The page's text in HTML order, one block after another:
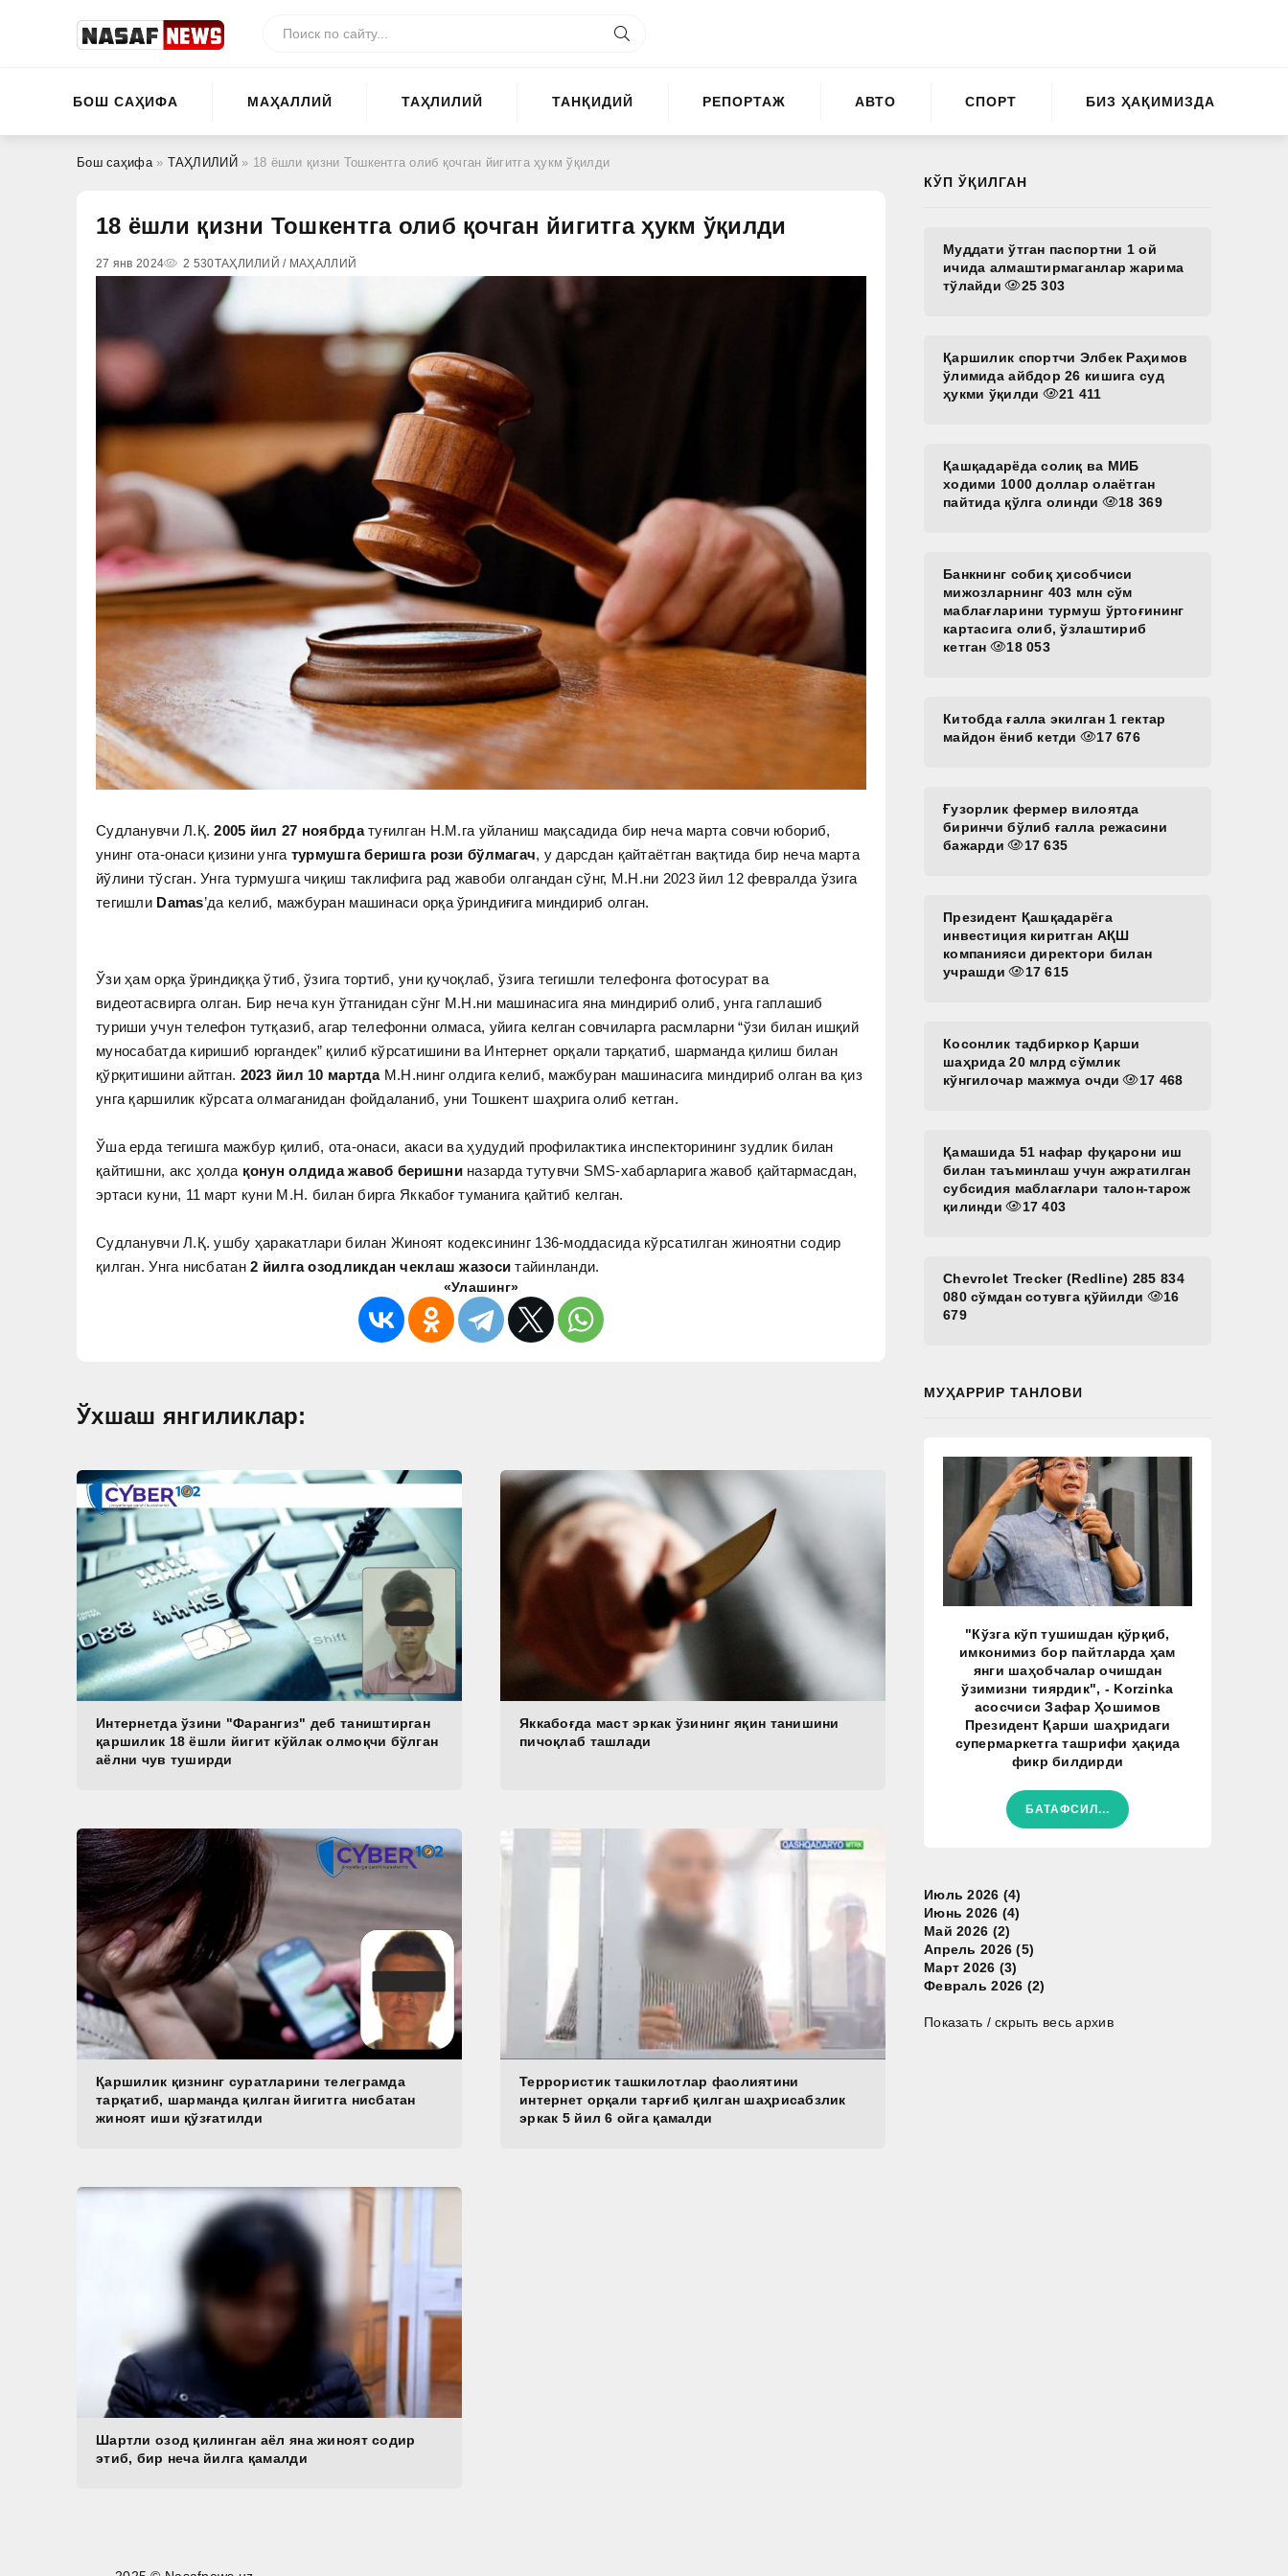
БОШ САҲИФА МАҲАЛЛИЙ ТАҲЛИЛИЙ ТАНҚИДИЙ РЕПОРТАЖ АВТО СПОРТ БИЗ ҲАҚИМИЗДА
Бош саҳифа» ТАҲЛИЛИЙ » 18 ёшли қизни Тошкентга олиб қочган йигитга ҳукм ўқилди
18 ёшли қизни Тошкентга олиб қочган йигитга ҳукм ўқилди
27 янв 2024 2 530ТАҲЛИЛИЙ / МАҲАЛЛИЙ
Судланувчи Л.Қ.2005 йил 27 ноябрдатуғилган Н.М.га уйланиш мақсадида бир неча марта совчи юбориб,
унинг ота-онаси қизини унга турмушга беришга рози бўлмагач, у дарсдан қайтаётган вақтида бир неча марта
йўлини тўсган. Унга турмушга чиқиш таклифига рад жавоби олгандан сўнг, М.Н.ни 2023 йил 12 февралда ўзига
тегишли Damas’да келиб, мажбуран машинаси орқа ўриндиғига миндириб олган.
Ўзи ҳам орқа ўриндиққа ўтиб, ўзига тортиб, уни қучоқлаб, ўзига тегишли телефонга фотосурат ва
видеотасвирга олган. Бир неча кун ўтганидан сўнг М.Н.ни машинасига яна миндириб олиб, унга гаплашиб
туриши учун телефон тутқазиб, агар телефонни олмаса, уйига келган совчиларга расмларни “ўзи билан ишқий
муносабатда киришиб юргандек” қилиб кўрсатишини ва Интернет орқали тарқатиб, шарманда қилиш билан
қўрқитишини айтган. 2023 йил 10 мартда М.Н.нинг олдига келиб, мажбуран машинасига миндириб олган ва қиз
унга қаршилик кўрсата олмаганидан фойдаланиб, уни Тошкент шаҳрига олиб кетган.
Ўша ерда тегишга мажбур қилиб, ота-онаси, акаси ва ҳудудий профилактика инспекторининг зудлик билан
қайтишни, акс ҳолда қонун олдида жавоб беришниназарда тутувчи SMS-хабарларига жавоб қайтармасдан,
эртаси куни, 11 март куни М.Н. билан бирга Яккабоғ туманига қайтиб келган.
Судланувчи Л.Қ. ушбу ҳаракатлари билан Жиноят кодексининг 136-моддасида кўрсатилган жиноятни содир
қилган. Унга нисбатан2 йилга озодликдан чеклаш жазоси тайинланди.
«Улашинг»
Ўхшаш янгиликлар:
Интернетда ўзини "Фарангиз" деб таништирган
қаршилик 18 ёшли йигит кўйлак олмоқчи бўлган
аёлни чув туширди
Яккабоғда маст эркак ўзининг яқин танишини
пичоқлаб ташлади
Қаршилик қизнинг суратларини телеграмда
тарқатиб, шарманда қилган йигитга нисбатан
жиноят иши қўзғатилди
Террористик ташкилотлар фаолиятини
интернет орқали тарғиб қилган шаҳрисабзлик
эркак 5 йил 6 ойга қамалди
Шартли озод қилинган аёл яна жиноят содир
этиб, бир неча йилга қамалди
КЎП ЎҚИЛГАН
Муддати ўтган паспортни 1 ой
ичида алмаштирмаганлар жарима
тўлайди
25 303
Қаршилик спортчи Элбек Раҳимов
ўлимида айбдор 26 кишига суд
ҳукми ўқилди
21 411
Қашқадарёда солиқ ва МИБ
ходими 1000 доллар олаётган
пайтида қўлга олинди
18 369
Банкнинг собиқ ҳисобчиси
мижозларнинг 403 млн сўм
маблағларини турмуш ўртоғининг
картасига олиб, ўзлаштириб
кетган
18 053
Китобда ғалла экилган 1 гектар
майдон ёниб кетди
17 676
Ғузорлик фермер вилоятда
биринчи бўлиб ғалла режасини
бажарди
17 635
Президент Қашқадарёга
инвестиция киритган АҚШ
компанияси директори билан
учрашди
17 615
Косонлик тадбиркор Қарши
шаҳрида 20 млрд сўмлик
кўнгилочар мажмуа очди
17 468
Қамашида 51 нафар фуқарони иш
билан таъминлаш учун ажратилган
субсидия маблағлари талон-тарож
қилинди
17 403
Chevrolet Trecker (Redline) 285 834
080 сўмдан сотувга қўйилди
16
679
МУҲАРРИР ТАНЛОВИ
"Кўзга кўп тушишдан қўрқиб,
имконимиз бор пайтларда ҳам
янги шаҳобчалар очишдан
ўзимизни тиярдик", - Korzinka
асосчиси Зафар Ҳошимов
Президент Қарши шаҳридаги
супермаркетга ташрифи ҳақида
фикр билдирди
БАТАФСИЛ...
Июль 2026 (4)
Июнь 2026 (4)
Май 2026 (2)
Апрель 2026 (5)
Март 2026 (3)
Февраль 2026 (2)
Показать / скрыть весь архив